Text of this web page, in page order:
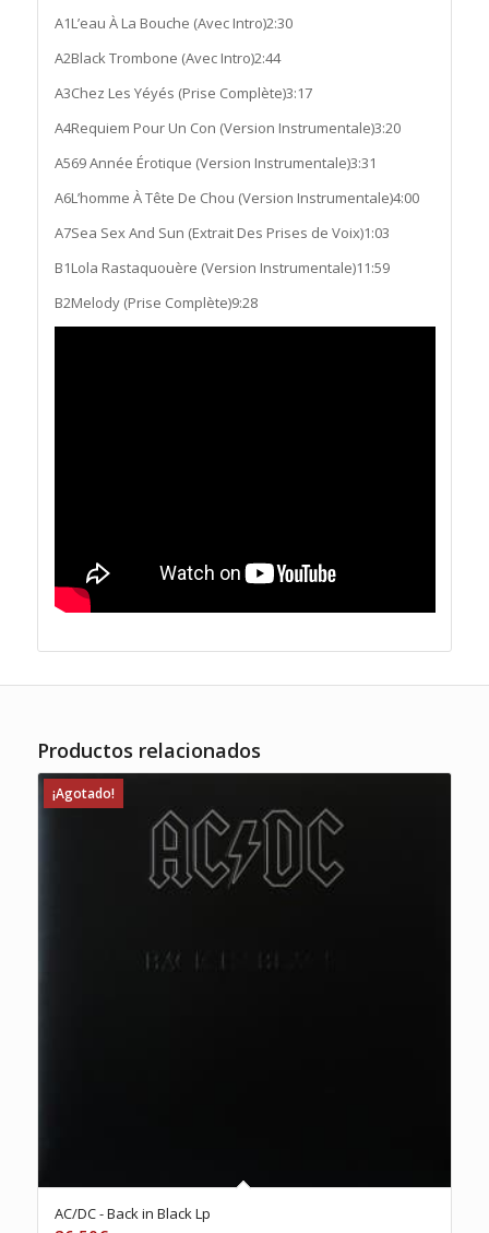
A1L’eau À La Bouche (Avec Intro)2:30
A2Black Trombone (Avec Intro)2:44
A3Chez Les Yéyés (Prise Complète)3:17
A4Requiem Pour Un Con (Version Instrumentale)3:20
A569 Année Érotique (Version Instrumentale)3:31
A6L’homme À Tête De Chou (Version Instrumentale)4:00
A7Sea Sex And Sun (Extrait Des Prises de Voix)1:03
B1Lola Rastaquouère (Version Instrumentale)11:59
B2Melody (Prise Complète)9:28
Productos relacionados
¡Agotado!
AC/DC ‎- Back in Black Lp